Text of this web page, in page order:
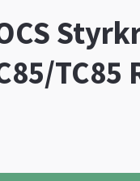
TC85